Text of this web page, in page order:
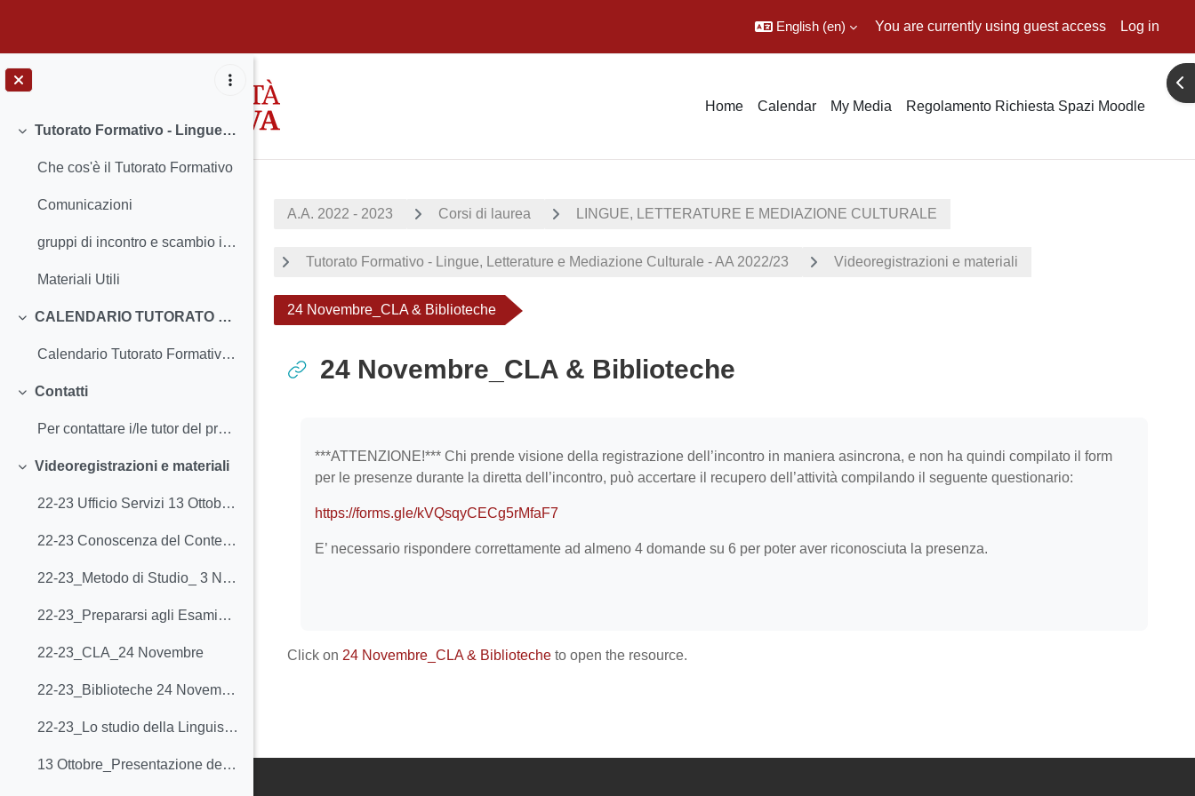
English ‎(en)‎ You are currently using guest access Log in
Home Calendar My Media Regolamento Richiesta Spazi Moodle
Collapse
Tutorato Formativo - Lingue, Letterature e Mediazione Culturale - A.A. 2022/2023
Che cos'è il Tutorato Formativo
Comunicazioni
gruppi di incontro e scambio informazioni, domande, risposte, suggerimenti tra studentesse e studenti
Materiali Utili
Collapse
CALENDARIO TUTORATO FORMATIVO 2022/2023
Calendario Tutorato Formativo - Secondo semestre
Collapse
Contatti
Per contattare i/le tutor del progetto formativo (non è l'ufficio tutorjunior)
Collapse
Videoregistrazioni e materiali
22-23 Ufficio Servizi 13 Ottobre 2022
22-23 Conoscenza del Contesto 27 Ottobre 2022
22-23_Metodo di Studio_ 3 Novembre
22-23_Prepararsi agli Esami_10-16 Novembre
22-23_CLA_24 Novembre
22-23_Biblioteche 24 Novembre
22-23_Lo studio della Linguistica_01 Dicembre
13 Ottobre_Presentazione del Tutorato formativo e Ufficio Servizi agli studenti
A.A. 2022 - 2023 Corsi di laurea LINGUE, LETTERATURE E MEDIAZIONE CULTURALE
Tutorato Formativo - Lingue, Letterature e Mediazione Culturale - AA 2022/23 Videoregistrazioni e materiali
24 Novembre_CLA & Biblioteche
24 Novembre_CLA & Biblioteche
***ATTENZIONE!*** Chi prende visione della registrazione dell’incontro in maniera asincrona, e non ha quindi compilato il form
per le presenze durante la diretta dell’incontro, può accertare il recupero dell’attività compilando il seguente questionario:
https://forms.gle/kVQsqyCECg5rMfaF7
E’ necessario rispondere correttamente ad almeno 4 domande su 6 per poter aver riconosciuta la presenza.
Click on 24 Novembre_CLA & Biblioteche to open the resource.